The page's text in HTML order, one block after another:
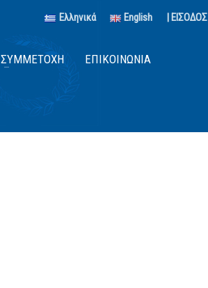
Ελληνικά English | ΕΙΣΟΔΟΣ
ΣΥΜΜΕΤΟΧΉ ΕΠΙΚΟΙΝΩΝΊΑ